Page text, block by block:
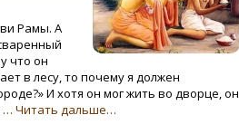
Рамы. А
что он
в лесу, то почему я должен
И хотя он мог жить во дворце, он
… Читать дальше…